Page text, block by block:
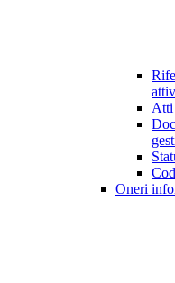
Atti
Oneri